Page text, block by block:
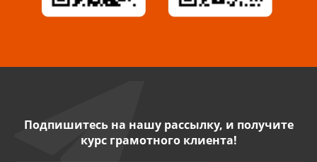
Саратов, ул. Танкистов, 37 (БЦ «Дикомп»)
Нефтекамск, ул. Ленина, 62
8 927 960 61 02
Подпишитесь на нашу рассылку, и получите
курс грамотного клиента!